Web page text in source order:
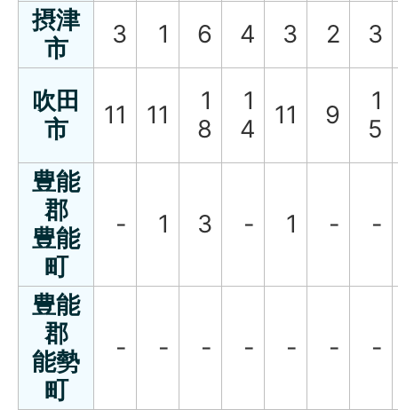
摂津
市
3 1 6 4 3 2 3
吹田
市
11 11
1
8
1
4
11 9
1
5
豊能
郡
豊能
町
- 1 3 - 1 - -
豊能
郡
能勢
町
- - - - - - -